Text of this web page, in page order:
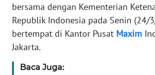
bersama dengan Kementerian
Republik Indonesia pada Senin (24/
bertempat di Kantor Pusat Maxim
Jakarta.
Baca Juga:
INFO
IKLAN
TENTANG